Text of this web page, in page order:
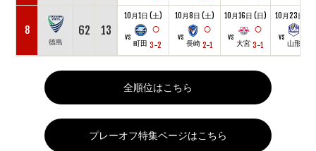
8
徳島
62 13
10月1日 (土)
vs
町田
○
3-2
10月8日 (土)
vs
長崎
○
2-1
10月16日 (日)
vs
大宮
○
3-1
10月23日 (
vs
山形
全順位はこちら
プレーオフ特集ページはこちら